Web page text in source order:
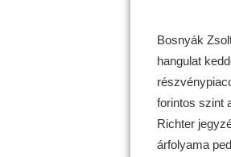
Bosnyák
hangulat
forintos szint
Richter
árfolyama